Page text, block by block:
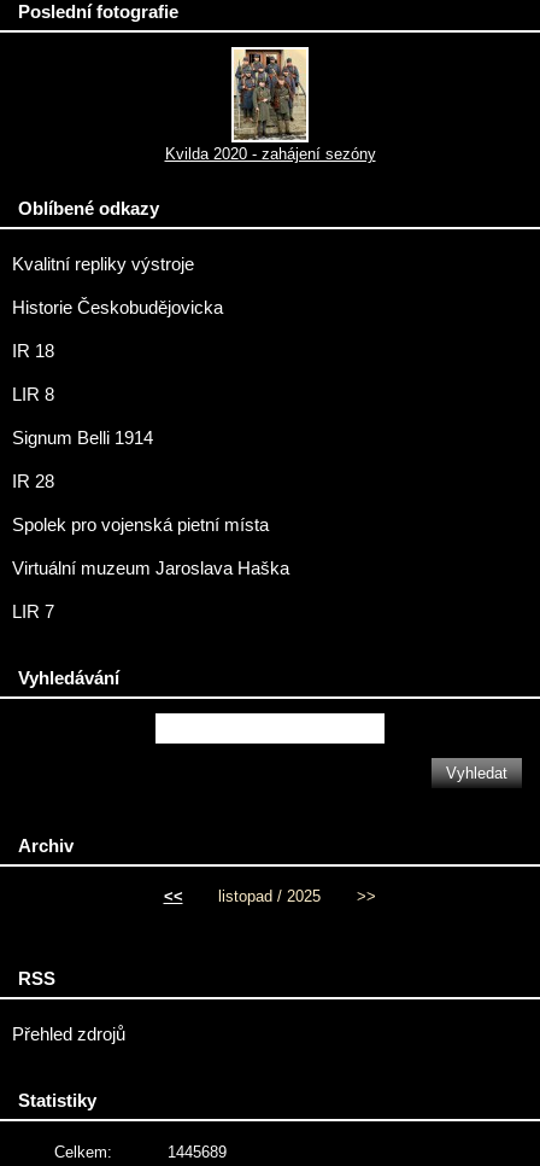
Poslední fotografie
Kvilda 2020 - zahájení sezóny
Oblíbené odkazy
Kvalitní repliky výstroje
Historie Českobudějovicka
IR 18
LIR 8
Signum Belli 1914
IR 28
Spolek pro vojenská pietní místa
Virtuální muzeum Jaroslava Haška
LIR 7
Vyhledávání
Archiv
<< listopad / 2025 >>
RSS
Přehled zdrojů
Statistiky
Celkem: 1445689